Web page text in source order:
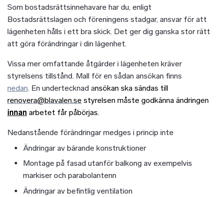
Som bostadsrättsinnehavare har du, enligt
Bostadsrättslagen och föreningens stadgar, ansvar för att
lägenheten hålls i ett bra skick. Det ger dig ganska stor rätt
att göra förändringar i din lägenhet.
Vissa mer omfattande åtgärder i lägenheten kräver
styrelsens tillstånd. Mall för en sådan ansökan finns
nedan. En undertecknad ansökan ska sändas till
renovera@blavalen.se styrelsen måste godkänna ändringen
innan arbetet får påbörjas.
Nedanstående förändringar medges i princip inte
Ändringar av bärande konstruktioner
Montage på fasad utanför balkong av exempelvis
markiser och parabolantenn
Ändringar av befintlig ventilation